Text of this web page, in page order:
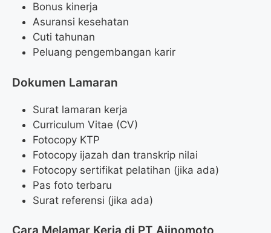
Bonus kinerja
Asuransi kesehatan
Cuti tahunan
Peluang pengembangan karir
Dokumen Lamaran
Surat lamaran kerja
Curriculum Vitae (CV)
Fotocopy KTP
Fotocopy ijazah dan transkrip nilai
Fotocopy sertifikat pelatihan (jika ada)
Pas foto terbaru
Surat referensi (jika ada)